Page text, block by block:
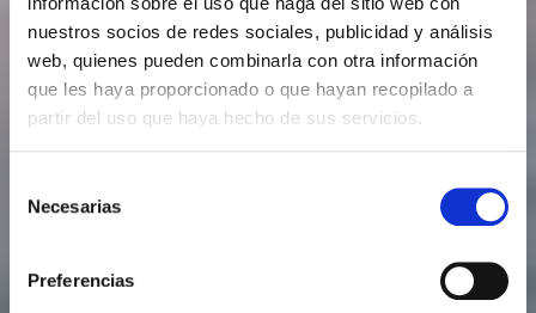
nuestros socios de redes sociales, publicidad y análisis
web, quienes pueden combinarla con otra información
que les haya proporcionado o que hayan recopilado a
partir del uso que haya hecho de sus servicios.
Necesarias
Preferencias